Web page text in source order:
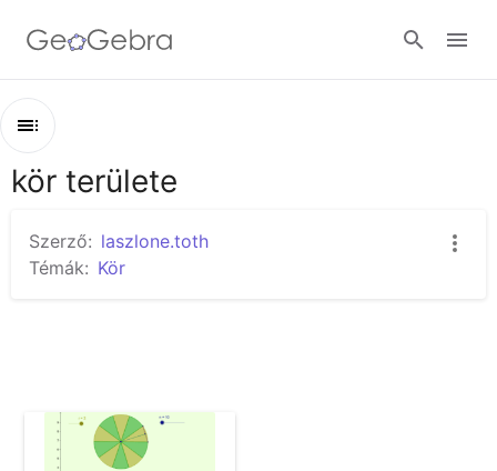
Google Classroom
Áttekintés
Area of a Circle - Wedge Demo 1
kör területe
Szerző: laszlone.toth
Témák: Kör